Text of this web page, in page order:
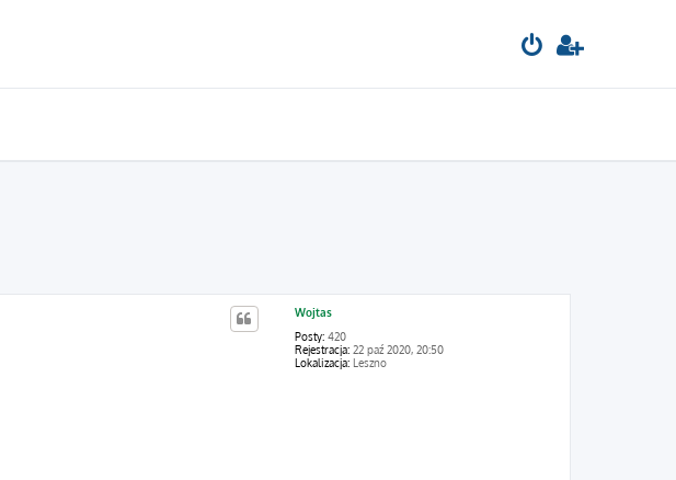
Wojtas
Posty: 420
Rejestracja: 22 paź 2020, 20:50
Lokalizacja: Leszno